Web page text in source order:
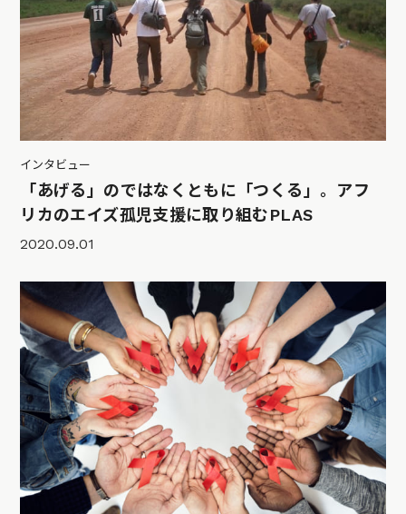
インタビュー
「あげる」のではなくともに「つくる」。アフ
リカのエイズ孤児支援に取り組むPLAS
2020.09.01